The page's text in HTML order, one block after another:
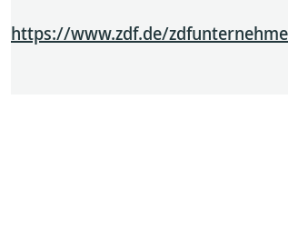
https://www.zdf.de/